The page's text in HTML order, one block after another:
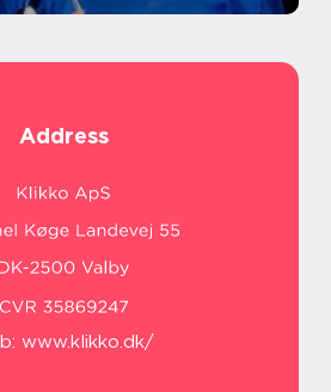
Address
www.klikko.dk/